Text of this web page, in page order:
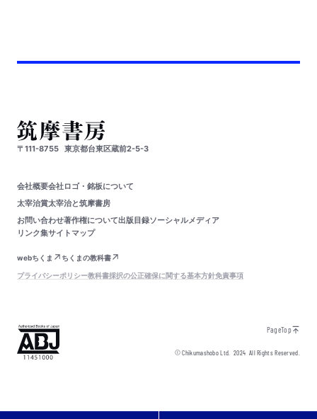
〒111-8755 東京都台東区蔵前2-5-3
会社概要会社ロゴ・銘板について
太宰治賞太宰治と筑摩書房
お問い合わせ著作権について出版目録ソーシャルメディア
リンク集サイトマップ
webちくま
ちくまの教科書
プライバシーポリシー教科書採択の公正確保に関する基本方針免責事項
PageTop
© Chikumashobo Ltd.2024 All Rights Reserved.